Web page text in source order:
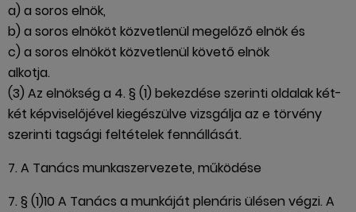
a) a soros elnök,
b) a soros elnököt közvetlenül megelőző elnök és
c) a soros elnököt közvetlenül követő elnök
alkotja.
(3) Az elnökség a 4. § (1) bekezdése szerinti oldalak két-
két képviselőjével kiegészülve vizsgálja az e törvény
szerinti tagsági feltételek fennállását.
7. A Tanács munkaszervezete, működése
7. § (1)10 A Tanács a munkáját plenáris ülésen végzi. A